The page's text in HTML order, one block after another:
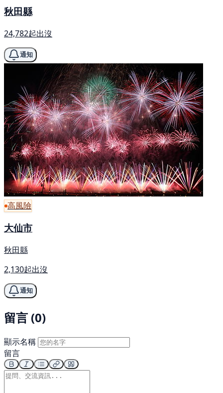
秋田縣
24,782起出沒
通知
高風險
大仙市
秋田縣
2,130起出沒
通知
留言 (0)
顯示名稱
留言